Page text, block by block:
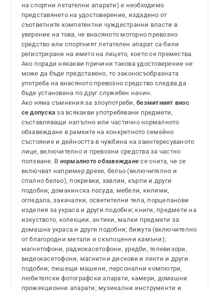
на спортни летателни апарати) е необходимо
представянето на удостоверение, издадено от
съответните компетентни чуждестранни власти в
уверение на това, че внасяното моторно превозно
средство или спортният летателен апарат са били
регистрирани на името на лицето, което се премества.
Ако поради някакви причини такова удостоверение не
може да бъде представено, то законосъобразната
употреба на внасяното превозно средство следва да
бъде установена по друг служебен начин.
Ако няма съмнения за злоупотреби,безмитният внос
се допуска за всякакви употребявани предмети,
съставляващи напълно или частично нормалното
обзавеждане в рамките на конкретното семейно
състояние и дейността в чужбина на заинтересуваното
лице, включително и превозни средства за частно
ползване. В нормалното обзавеждане се счита, че се
включват например дрехи, бельо (включително и
спално бельо), покривки, хавлии, кърпи и други
подобни; домакинска посуда, мебели, килими,
огледала, закачалки, осветителни тела, порцеланови
изделия за украса и други подобни; книги, предмети на
изкуството, колекции, антики, малки предмети за
домашна украса и други подобни; бижута (включително
от благородни метали и скъпоценни камъни);
магнетофони, радиокасетофони, уредби, телевизори,
видеокасетофони, магнитни дискове и ленти и други
подобни; пишещи машини, персонални компютри,
любителски фотографски апарати, камери, домашни
прожекционни апарати; музикални инструменти и